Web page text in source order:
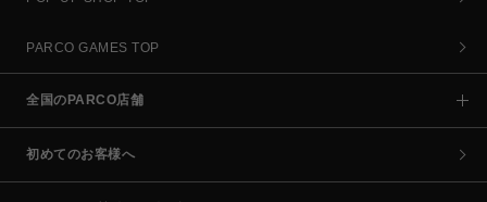
PARCO GAMES TOP
全国のPARCO店舗
初めてのお客様へ